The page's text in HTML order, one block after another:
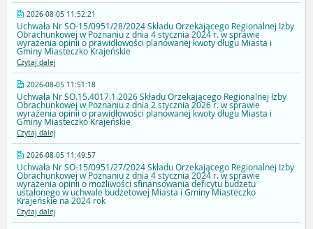
2026-08-05 11:52:21
Uchwała Nr SO-15/0951/28/2024 Składu Orzekającego Regionalnej Izby
Obrachunkowej w Poznaniu z dnia 4 stycznia 2024 r. w sprawie
wyrażenia opinii o prawidłowości planowanej kwoty długu Miasta i
Gminy Miasteczko Krajeńskie
Czytaj dalej
2026-08-05 11:51:18
Uchwała Nr SO.15.4017.1.2026 Składu Orzekającego Regionalnej Izby
Obrachunkowej w Poznaniu z dnia 2 stycznia 2026 r. w sprawie
wyrażenia opinii o prawidłowości planowanej kwoty długu Miasta i
Gminy Miasteczko Krajeńskie
Czytaj dalej
2026-08-05 11:49:57
Uchwała Nr SO-15/0951/27/2024 Składu Orzekającego Regionalnej Izby
Obrachunkowej w Poznaniu z dnia 4 stycznia 2024 r. w sprawie
wyrażenia opinii o możliwości sfinansowania deficytu budżetu
ustalonego w uchwale budżetowej Miasta i Gminy Miasteczko
Krajeńskie na 2024 rok
Czytaj dalej